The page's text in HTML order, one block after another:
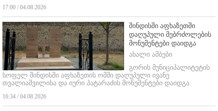
17:00 / 04.08.2026
შინდისში აფხაზეთში
დაღუპული მებრძოლების
მონუმენტები დაიდგა
ახალი ამბები
გორის მუნიციპალიტეტის
სოფელ შინდისში აფხაზეთის ომში დაღუპული ივანე
თვალიაშვილისა და იური პატარაძის მონუმენტები დაიდგა.
16:34 / 04.08.2026